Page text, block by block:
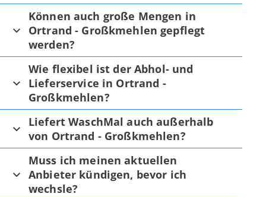
Können auch große Mengen in
Ortrand - Großkmehlen gepflegt
werden?
Wie flexibel ist der Abhol- und
Lieferservice in Ortrand -
Großkmehlen?
Liefert WaschMal auch außerhalb
von Ortrand - Großkmehlen?
Muss ich meinen aktuellen
Anbieter kündigen, bevor ich
wechsle?